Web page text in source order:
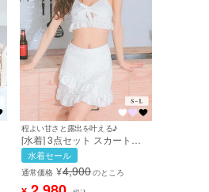
程よい甘さと露出を叶える♪
[水着] 3点セット スカート付
き 体型カバー ビスチェ 刺繍
レース フリル 洋服みたいな
清楚系 ガーリー ホワイト 白
Lサイズあり 大きいサイズ ビ
水着セール
通常価格 ¥4,900のところ